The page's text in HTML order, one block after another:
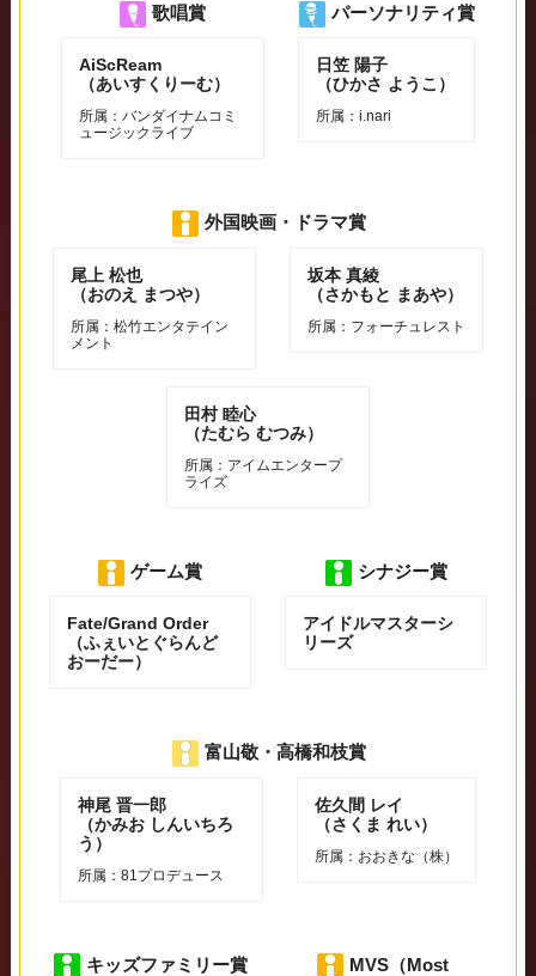
歌唱賞
AiScReam
（あいすくりーむ）
所属：バンダイナムコミ
ュージックライブ
パーソナリティ賞
⽇笠 陽⼦
（ひかさ ようこ）
所属：i.nari
外国映画・ドラマ賞
尾上 松也
（おのえ まつや）
所属：松竹エンタテイン
メント
坂本 真綾
（さかもと まあや）
所属：フォーチュレスト
⽥村 睦⼼
（たむら むつみ）
所属：アイムエンタープ
ライズ
ゲーム賞
Fate/Grand Order
（ふぇいとぐらんど
おーだー）
シナジー賞
アイドルマスターシ
リーズ
富山敬・高橋和枝賞
神尾 晋一郎
（かみお しんいちろ
う）
所属：81プロデュース
佐久間 レイ
（さくま れい）
所属：おおきな（株）
キッズファミリー賞
MVS（Most